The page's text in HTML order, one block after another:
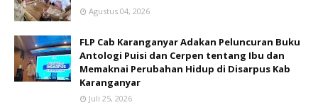
Agustus 04, 2026
FLP Cab Karanganyar Adakan Peluncuran Buku
Antologi Puisi dan Cerpen tentang Ibu dan
Memaknai Perubahan Hidup di Disarpus Kab
Karanganyar
Juli 25, 2026